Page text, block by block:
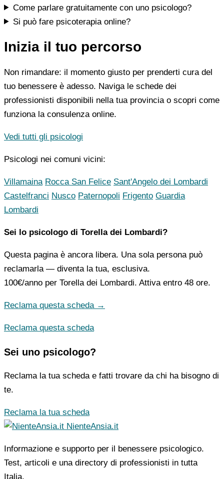
Come parlare gratuitamente con uno psicologo?
Si può fare psicoterapia online?
Inizia il tuo percorso
Non rimandare: il momento giusto per prenderti cura del
tuo benessere è adesso. Naviga le schede dei
professionisti disponibili nella tua provincia o scopri come
funziona la consulenza online.
Vedi tutti gli psicologi
Psicologi nei comuni vicini:
Villamaina Rocca San Felice Sant'Angelo dei Lombardi
Castelfranci Nusco Paternopoli Frigento Guardia
Lombardi
Sei lo psicologo di Torella dei Lombardi?
Questa pagina è ancora libera. Una sola persona può
reclamarla — diventa la tua, esclusiva.
100€/anno per Torella dei Lombardi. Attiva entro 48 ore.
Reclama questa scheda →
Reclama questa scheda
Sei uno psicologo?
Reclama la tua scheda e fatti trovare da chi ha bisogno di
te.
Reclama la tua scheda
NienteAnsia.it
Informazione e supporto per il benessere psicologico.
Test, articoli e una directory di professionisti in tutta
Italia.